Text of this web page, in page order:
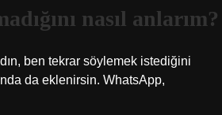
nasıl anlarım?
ben tekrar söylemek istediğini
da eklenirsin. WhatsApp,